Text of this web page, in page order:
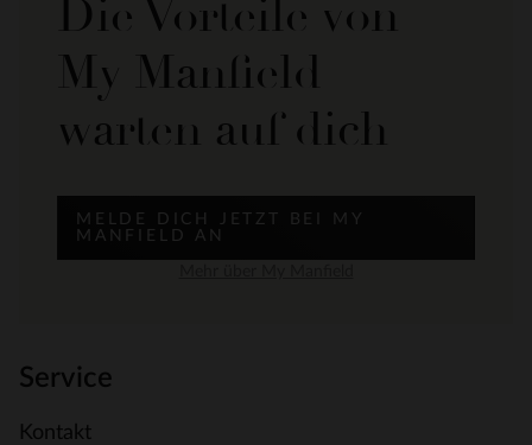
Die Vorteile von
My Manfield
warten auf dich
MELDE DICH JETZT BEI MY
MANFIELD AN
Service
Kontakt